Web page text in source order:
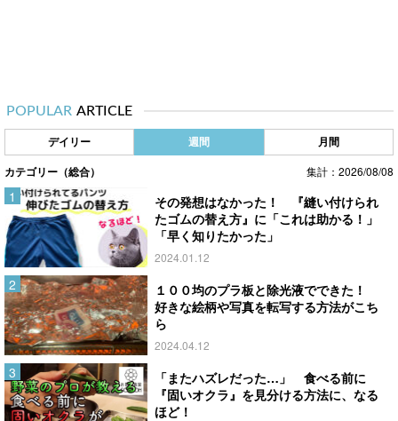
POPULAR ARTICLE
デイリー 週間 月間
カテゴリー（総合） 集計：2026/08/08
その発想はなかった！ 『縫い付けられ
たゴムの替え方』に「これは助かる！」
「早く知りたかった」
2024.01.12
１００均のプラ板と除光液でできた！
好きな絵柄や写真を転写する方法がこち
ら
2024.04.12
「またハズレだった…」 食べる前に
『固いオクラ』を見分ける方法に、なる
ほど！